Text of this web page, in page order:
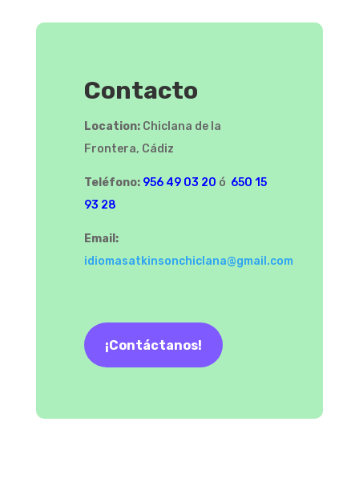
Contacto
Location:Chiclana de la
Frontera, Cádiz
Teléfono: 956 49 03 20 ó 650 15
93 28
Email:
idiomasatkinsonchiclana@gmail.com
¡Contáctanos!